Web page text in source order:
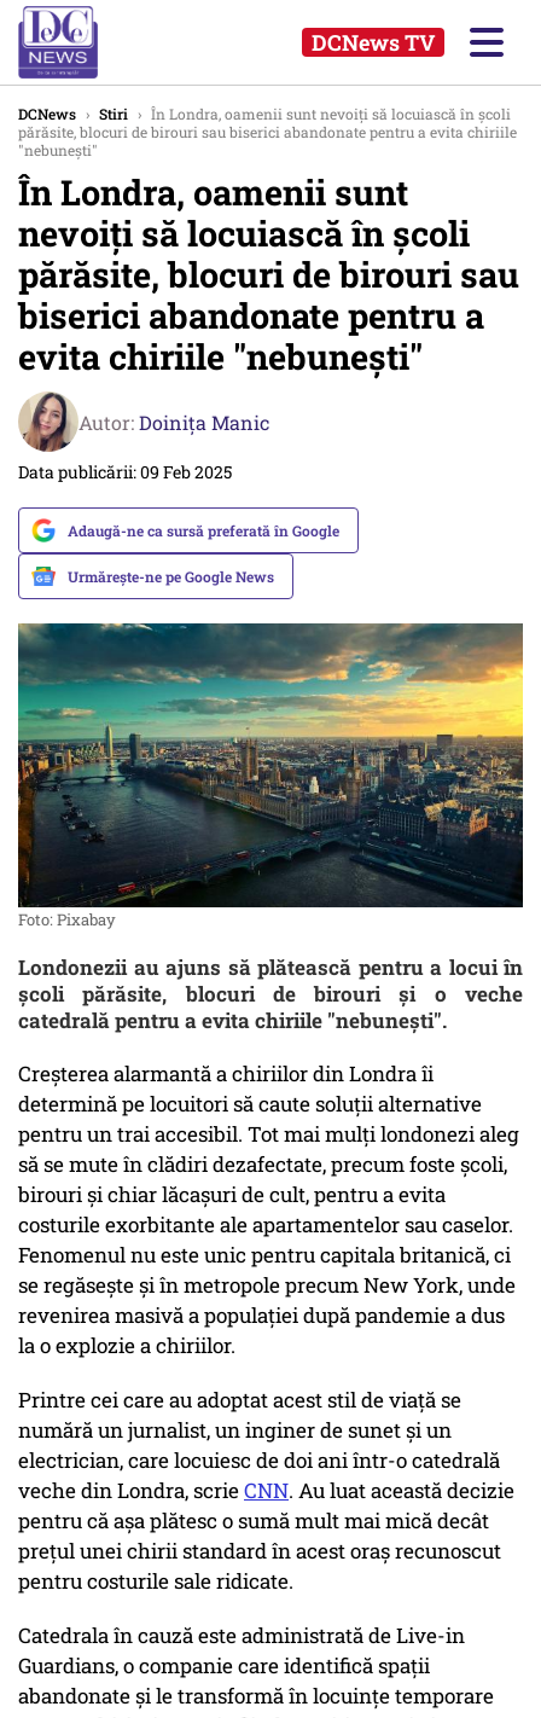
DCNews TV
DCNews › Stiri › În Londra, oamenii sunt nevoiți să locuiască în școli
părăsite, blocuri de birouri sau biserici abandonate pentru a evita chiriile
"nebunești"
În Londra, oamenii sunt
nevoiți să locuiască în școli
părăsite, blocuri de birouri sau
biserici abandonate pentru a
evita chiriile "nebunești"
Autor:Doinița Manic
Data publicării: 09 Feb 2025
Adaugă-ne ca sursă preferată în Google
Urmărește-ne pe Google News
Foto: Pixabay
Londonezii au ajuns să plătească pentru a locui în
școli părăsite, blocuri de birouri și o veche
catedrală pentru a evita chiriile "nebunești".
Creșterea alarmantă a chiriilor din Londra îi
determină pe locuitori să caute soluții alternative
pentru un trai accesibil. Tot mai mulți londonezi aleg
să se mute în clădiri dezafectate, precum foste școli,
birouri și chiar lăcașuri de cult, pentru a evita
costurile exorbitante ale apartamentelor sau caselor.
Fenomenul nu este unic pentru capitala britanică, ci
se regăsește și în metropole precum New York, unde
revenirea masivă a populației după pandemie a dus
la o explozie a chiriilor.
Printre cei care au adoptat acest stil de viață se
numără un jurnalist, un inginer de sunet și un
electrician, care locuiesc de doi ani într-o catedrală
veche din Londra, scrieCNN. Au luat această decizie
pentru că așa plătesc o sumă mult mai mică decât
prețul unei chirii standard în acest oraș recunoscut
pentru costurile sale ridicate.
Catedrala în cauză este administrată de Live-in
Guardians, o companie care identifică spații
abandonate și le transformă în locuințe temporare